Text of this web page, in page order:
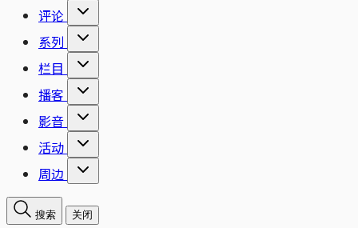
评论
系列
栏目
播客
影音
活动
周边
搜索 关闭